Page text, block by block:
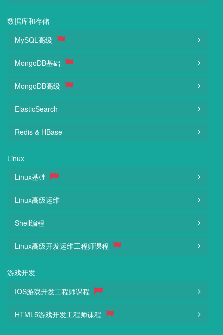
数据库和存储
MySQL高级
MongoDB基础
MongoDB高级
ElasticSearch
Redis & HBase
Linux
Linux基础
Linux高级运维
Shell编程
Linux高级开发运维工程师课程
游戏开发
IOS游戏开发工程师课程
HTML5游戏开发工程师课程